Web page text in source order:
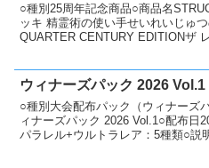
○種別25周年記念商品○商品名
ッキ 精霊術の使い手せいれいじゅ
QUARTER CENTURY EDITIONザ
ウィナーズパック 2026 Vol.1
○種別大会配布パック（ウィナー
ィナーズパック 2026 Vol.1○配布日
パラレル+ウルトラレア：5種類○説